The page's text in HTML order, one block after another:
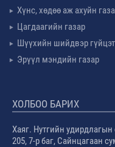
Хүнс, хөдөө аж ахуйн
Цагдаагийн газар
Шүүхийн шийдвэр
Эрүүл мэндийн газар
ХОЛБОО БАРИХ
Хаяг. Нутгийн
205, 7-р баг, Сайнцагаан